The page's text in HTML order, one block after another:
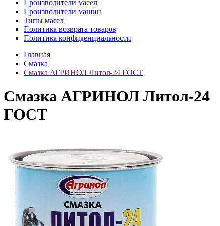
Производители масел
Производители машин
Типы масел
Политика возврата товаров
Политика конфиденциальности
Главная
Смазка
Смазка АГРИНОЛ Литол-24 ГОСТ
Смазка АГРИНОЛ Литол-24
ГОСТ